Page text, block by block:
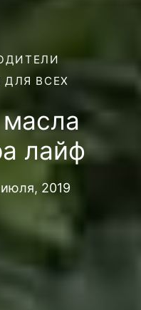
ДЛЯ ВСЕХ
лайф
2019